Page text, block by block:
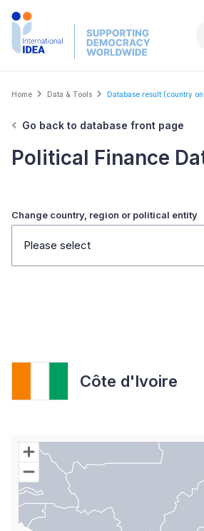
Skip
Breadcrumb
Home Data & Tools Database result (country
Go back to database front page
Political Finance
Change country, region or political entity
Please select
Côte d'Ivoire
Chart
Map of World with Palestine areas,